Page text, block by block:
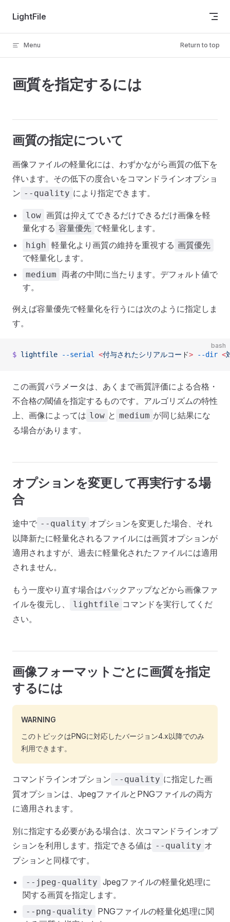
Skip to content
LightFile
Menu Return to top
画質を指定するには
画質の指定について
画像ファイルの軽量化には、わずかながら画質の低下を
伴います。その低下の度合いをコマンドラインオプショ
ン --quality により指定できます。
low 画質は抑えてできるだけできるだけ画像を軽
量化する 容量優先 で軽量化します。
high 軽量化より画質の維持を重視する 画質優先
で軽量化します。
medium
両者の中間に当たります。デフォルト値で
す。
例えば容量優先で軽量化を行うには次のように指定しま
す。
bash
$ lightfile --serial <付与されたシリアルコー ド> --dir <
この画質パラメータは、あくまで画質評価による合格・
不合格の閾値を指定するものです。アルゴリズムの特性
上、画像によっては low と medium が同じ結果にな
る場合があります。
オプションを変更して再実行する場
合
途中で --quality オプションを変更した場合、それ
以降新たに軽量化されるファイルには画質オプションが
適用されますが、過去に軽量化されたファイルには適用
されません。
もう一度やり直す場合はバックアップなどから画像ファ
イルを復元し、
lightfile コマンドを実行してくだ
さい。
画像フォーマットごとに画質を指定
するには
WARNING
このトピックはPNGに対応したバージョン4.x以降でのみ
利用できます。
コマンドラインオプション --quality に指定した画
質オプションは、JpegファイルとPNGファイルの両方
に適用されます。
別に指定する必要がある場合は、次コマンドラインオプ
ションを利用します。指定できる値は --quality オ
プションと同様です。
--jpeg-quality Jpegファイルの軽量化処理に
関する画質を指定します。
--png-quality
PNGファイルの軽量化処理に関